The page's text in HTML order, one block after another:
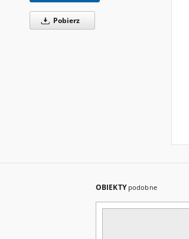
Pobierz
OBIEKTY podobne